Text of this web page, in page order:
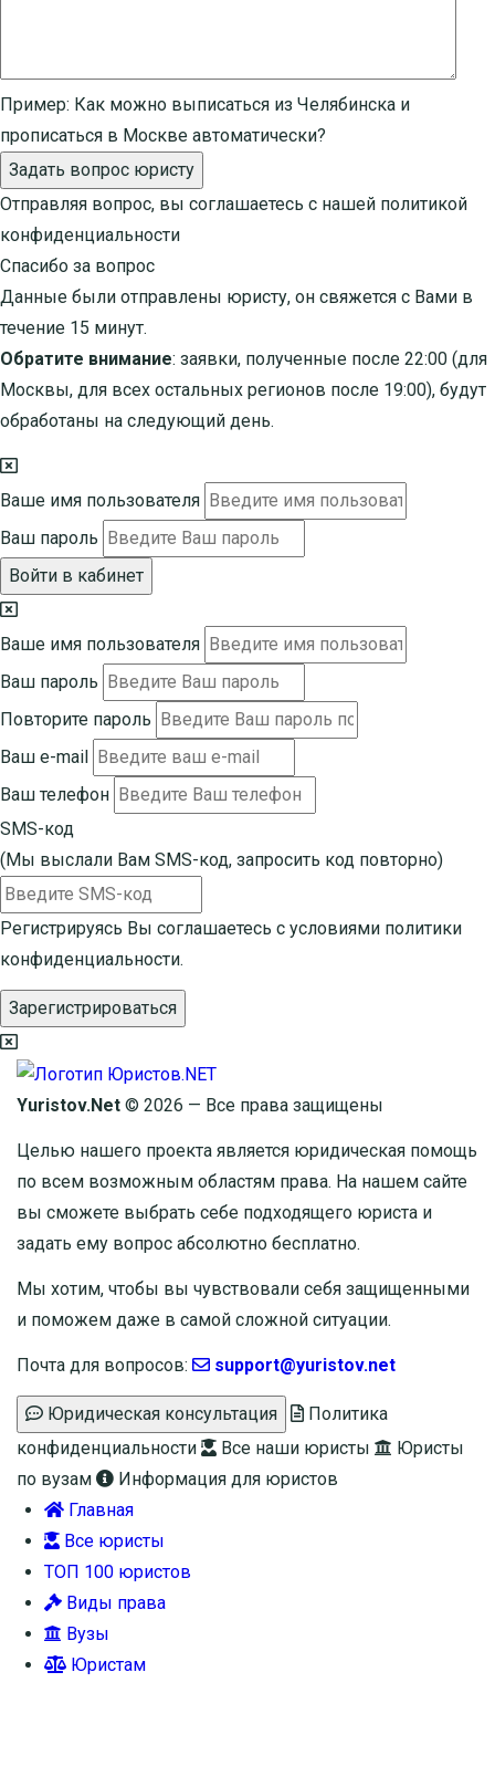
Пример: Как можно выписаться из Челябинска и
прописаться в Москве автоматически?
Задать вопрос юристу
Отправляя вопрос, вы соглашаетесь с нашей политикой
конфиденциальности
Спасибо за вопрос
Данные были отправлены юристу, он свяжется с Вами в
течение 15 минут.
Обратите внимание: заявки, полученные после 22:00 (для
Москвы, для всех остальных регионов после 19:00), будут
обработаны на следующий день.
Ваше имя пользователя
Ваш пароль
Войти в кабинет
Ваше имя пользователя
Ваш пароль
Повторите пароль
Ваш e-mail
Ваш телефон
SMS-код
(Мы выслали Вам SMS-код, запросить код повторно)
Регистрируясь Вы соглашаетесь с условиями политики
конфиденциальности.
Зарегистрироваться
Yuristov.Net © 2026 — Все права защищены
Целью нашего проекта является юридическая помощь
по всем возможным областям права. На нашем сайте
вы сможете выбрать себе подходящего юриста и
задать ему вопрос абсолютно бесплатно.
Мы хотим, чтобы вы чувствовали себя защищенными
и поможем даже в самой сложной ситуации.
Почта для вопросов: support@yuristov.net
Юридическая консультация
Политика
конфиденциальности
Все наши юристы
Юристы
по вузам
Информация для юристов
Главная
Все юристы
ТОП 100 юристов
Виды права
Вузы
Юристам